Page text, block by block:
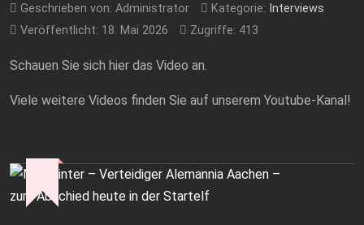
Geschrieben von: Administrator Kategorie: Interviews
Veröffentlicht: 18. Mai 2026
Zugriffe: 413
Schauen Sie sich hier das Video an.
Viele weitere Videos finden Sie auf unserem Youtube-Kanal!